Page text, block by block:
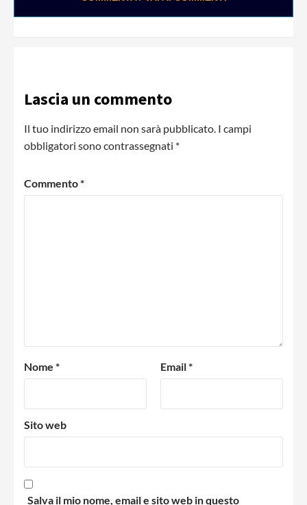
0:02 / 0:28
Lascia un commento
Il tuo indirizzo email non sarà pubblicato. I campi
obbligatori sono contrassegnati *
Commento*
Nome * Email*
Sito web
Salva il mio nome, email e sito web in questo